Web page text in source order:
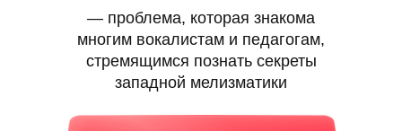
— проблема, которая знакома
многим вокалистам и педагогам,
стремящимся познать секреты
западной мелизматики